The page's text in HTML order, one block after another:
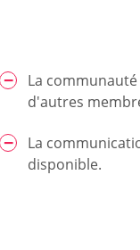
La
d'autres
La
disponible.